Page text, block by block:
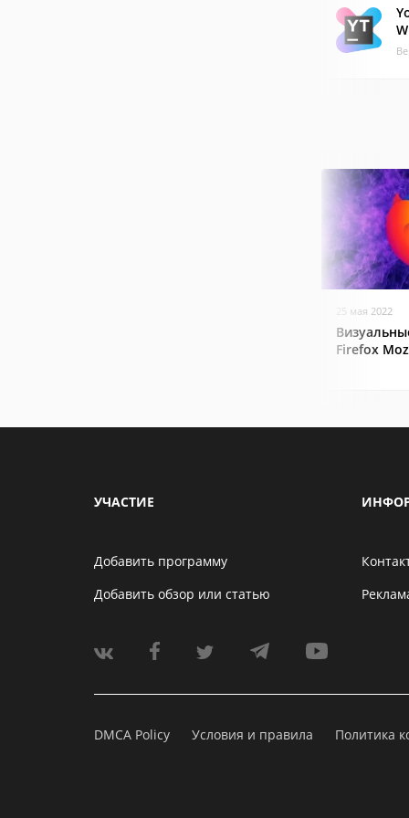
25 мая 2022
Firefox
УЧАСТИЕ
Добавить программу
Добавить обзор или статью
DMCA Policy Условия и правила Политика